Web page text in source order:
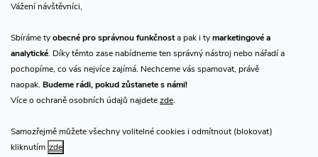
Vážení návštěvníci,
Sbíráme tyobecné pro správnou funkčnosta pak i tymarketingové a
analytické. Díky těmto zase nabídneme ten správný nástroj nebo nářadí a
pochopíme, co vás nejvíce zajímá. Nechceme vás spamovat, právě
naopak. Budeme rádi, pokud zůstanete s námi!
Více o ochraně osobních údajů najdetezde.
Samozřejmě můžete všechny volitelné cookies i odmítnout (blokovat)
kliknutím zde
Přijímáme online platby